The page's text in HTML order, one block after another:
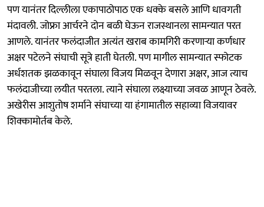
पण यानंतर दिल्लीला एकापाठोपाठ एक धक्के बसले आणि धावगती
मंदावली. जोफ्रा आर्चरने दोन बळी घेऊन राजस्थानला सामन्यात परत
आणले. यानंतर फलंदाजीत अत्यंत खराब कामगिरी करणाऱ्या कर्णधार
अक्षर पटेलने संघाची सूत्रे हाती घेतली. पण मागील सामन्यात स्फोटक
अर्धशतक झळकावून संघाला विजय मिळवून देणारा अक्षर, आज त्याच
फलंदाजीच्या लयीत परतला. त्याने संघाला लक्ष्याच्या जवळ आणून ठेवले.
अखेरीस आशुतोष शर्माने संघाच्या या हंगामातील सहाव्या विजयावर
शिक्कामोर्तब केले.